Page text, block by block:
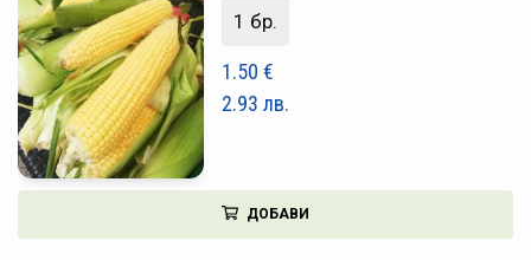
АКЦИИ
ГОТОВИ ЗА ХАПВАНЕ
ПЛОДОВЕ И ЗЕЛЕНЧУЦИ
1 бр.
1.50 €
2.93 лв.
ДОБАВИ